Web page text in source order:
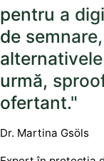
pentru a
de
urmă,
ofertant."
Dr. Martina Gsöls